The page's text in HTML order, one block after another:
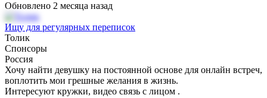
Обновлено 2 месяца назад
Ищу для регулярных переписок
Толик
Спонсоры
Россия
Хочу найти девушку на постоянной основе для онлайн встреч,
воплотить мои грешные желания в жизнь.
Интересуют кружки, видео связь с лицом .